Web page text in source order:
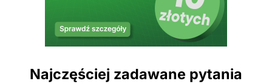
Najczęściej zadawane pytania